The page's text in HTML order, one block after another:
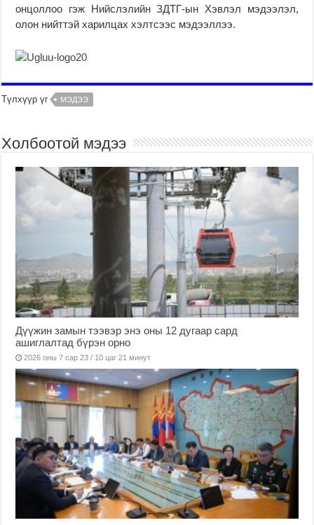
онцоллоо гэж Нийслэлийн ЗДТГ-ын Хэвлэл мэдээлэл,
олон нийттэй харилцах хэлтсээс мэдээллээ.
Түлхүүр үг МЭДЭЭ
Холбоотой мэдээ
Дүүжин замын тээвэр энэ оны 12 дугаар сард
ашиглалтад бүрэн орно
2026 оны 7 сар 23 / 10 цаг 21 минут